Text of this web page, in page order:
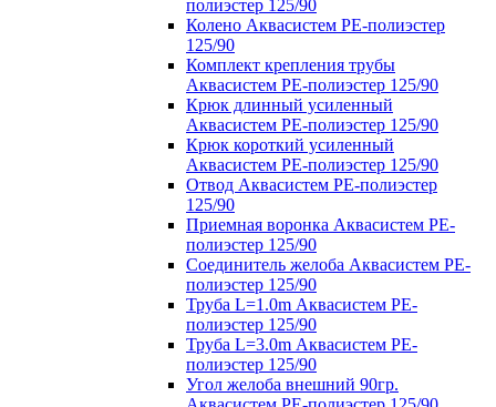
полиэстер 125/90
Колено Аквасистем PE-полиэстер
125/90
Комплект крепления трубы
Аквасистем PE-полиэстер 125/90
Крюк длинный усиленный
Аквасистем PE-полиэстер 125/90
Крюк короткий усиленный
Аквасистем PE-полиэстер 125/90
Отвод Аквасистем РЕ-полиэстер
125/90
Приемная воронка Аквасистем PE-
полиэстер 125/90
Соединитель желоба Аквасистем PE-
полиэстер 125/90
Труба L=1.0m Аквасистем PE-
полиэстер 125/90
Труба L=3.0m Аквасистем PE-
полиэстер 125/90
Угол желоба внешний 90гр.